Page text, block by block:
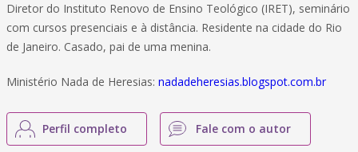
Diretor do Instituto Renovo de Ensino Teológico (IRET), seminário
com cursos presenciais e à distância. Residente na cidade do Rio
de Janeiro. Casado, pai de uma menina.
Ministério Nada de Heresias: nadadeheresias.blogspot.com.br
Perfil completo Fale com o autor